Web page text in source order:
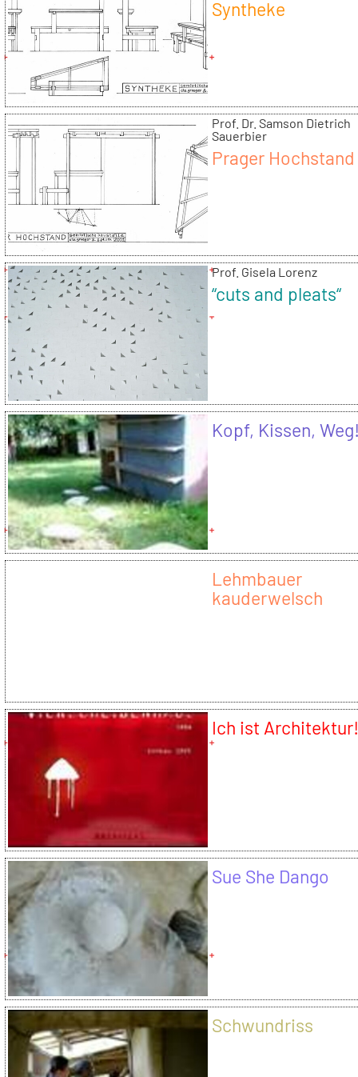
Syntheke
Prof. Dr. Samson Dietrich
Sauerbier
Prager Hochstand
Prof. Gisela Lorenz
“cuts and pleats“
Kopf, Kissen,
Lehmbauer
kauderwelsch
Ich ist
Sue She Dango
Schwundriss